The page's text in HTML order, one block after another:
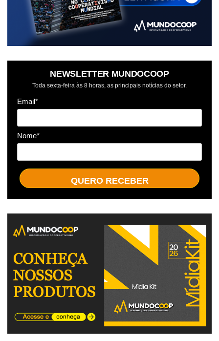
NEWSLETTER MUNDOCOOP
Toda sexta-feira às 8 horas, as principais notícias do setor.
Email*
Nome*
QUERO RECEBER